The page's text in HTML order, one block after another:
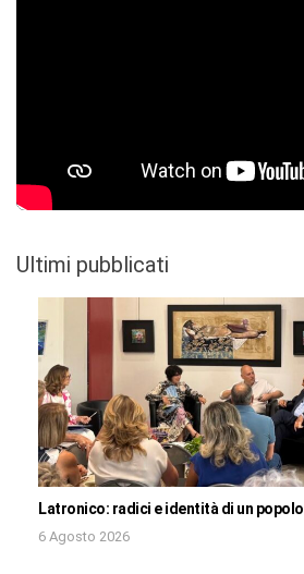
Ultimi pubblicati
Latronico: radici e identità di un popolo
6 Agosto 2026